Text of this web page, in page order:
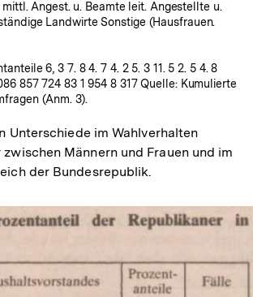
Angest. u. Beamte leit. Angestellte u.
Landwirte Sonstige (Hausfrauen.
6, 3 7. 8 4. 7 4. 2 5. 3 11. 5 2. 5 4. 8
857 724 83 1 954 8 317 Quelle: Kumulierte
(Anm. 3).
Unterschiede im Wahlverhalten
Männern und Frauen und im
der Bundesrepublik.